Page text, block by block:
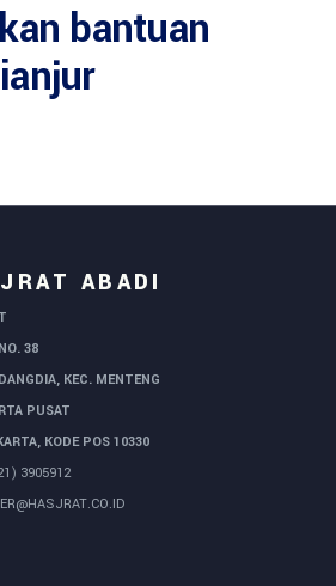
bantuan
ABADI
38
KEC. MENTENG
PUSAT
KODE POS 10330
3905912